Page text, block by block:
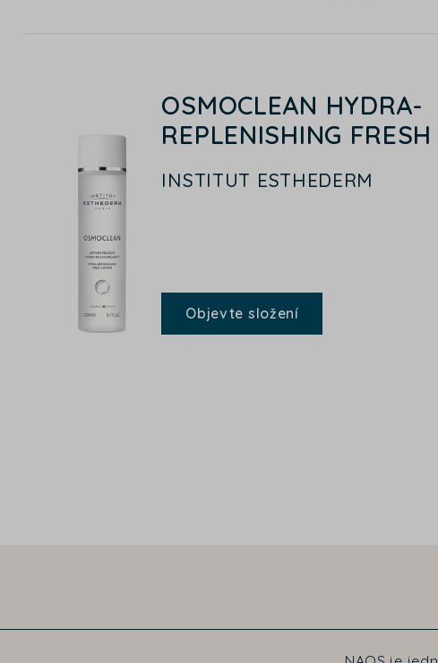
OSMOCLEAN HYDRA-
REPLENISHING
INSTITUT ESTHEDERM
Objevte složení